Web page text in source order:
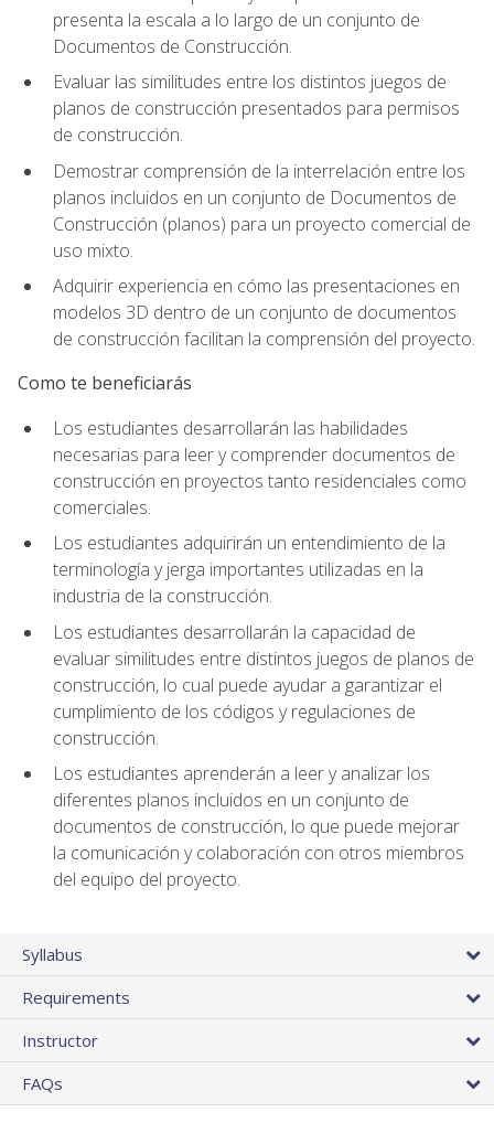
presenta la escala a lo largo de un conjunto de
Documentos de Construcción.
Evaluar las similitudes entre los distintos juegos de
planos de construcción presentados para permisos
de construcción.
Demostrar comprensión de la interrelación entre los
planos incluidos en un conjunto de Documentos de
Construcción (planos) para un proyecto comercial de
uso mixto.
Adquirir experiencia en cómo las presentaciones en
modelos 3D dentro de un conjunto de documentos
de construcción facilitan la comprensión del proyecto.
Como te beneficiarás
Los estudiantes desarrollarán las habilidades
necesarias para leer y comprender documentos de
construcción en proyectos tanto residenciales como
comerciales.
Los estudiantes adquirirán un entendimiento de la
terminología y jerga importantes utilizadas en la
industria de la construcción.
Los estudiantes desarrollarán la capacidad de
evaluar similitudes entre distintos juegos de planos de
construcción, lo cual puede ayudar a garantizar el
cumplimiento de los códigos y regulaciones de
construcción.
Los estudiantes aprenderán a leer y analizar los
diferentes planos incluidos en un conjunto de
documentos de construcción, lo que puede mejorar
la comunicación y colaboración con otros miembros
del equipo del proyecto.
Syllabus
Requirements
Instructor
FAQs